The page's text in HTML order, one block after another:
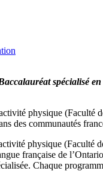
spécialisé
physique (Faculté
des communautés
physique (Faculté
française de
Chaque